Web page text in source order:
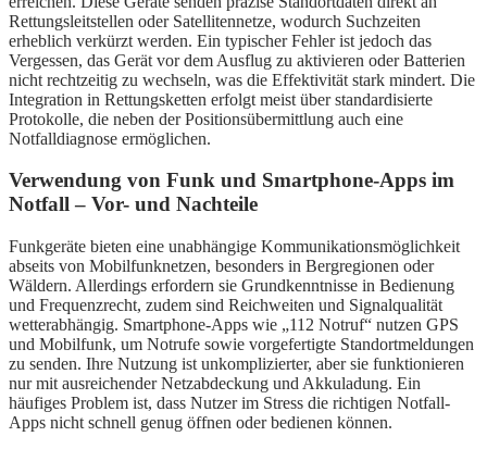
Rettungsleitstellen oder Satellitennetze, wodurch Suchzeiten
erheblich verkürzt werden. Ein typischer Fehler ist jedoch das
Vergessen, das Gerät vor dem Ausflug zu aktivieren oder Batterien
nicht rechtzeitig zu wechseln, was die Effektivität stark mindert. Die
Integration in Rettungsketten erfolgt meist über standardisierte
Protokolle, die neben der Positionsübermittlung auch eine
Notfalldiagnose ermöglichen.
Verwendung von Funk und Smartphone-Apps im
Notfall – Vor- und Nachteile
Funkgeräte bieten eine unabhängige Kommunikationsmöglichkeit
abseits von Mobilfunknetzen, besonders in Bergregionen oder
Wäldern. Allerdings erfordern sie Grundkenntnisse in Bedienung
und Frequenzrecht, zudem sind Reichweiten und Signalqualität
wetterabhängig. Smartphone-Apps wie „112 Notruf“ nutzen GPS
und Mobilfunk, um Notrufe sowie vorgefertigte Standortmeldungen
zu senden. Ihre Nutzung ist unkomplizierter, aber sie funktionieren
nur mit ausreichender Netzabdeckung und Akkuladung. Ein
häufiges Problem ist, dass Nutzer im Stress die richtigen Notfall-
Apps nicht schnell genug öffnen oder bedienen können.